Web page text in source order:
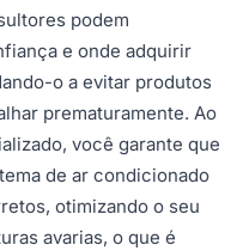
podem
e onde adquirir
o a evitar produtos
prematuramente. Ao
você garante que
de ar condicionado
otimizando o seu
avarias, o que é